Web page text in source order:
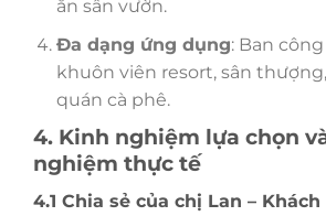
ăn sân vườn.
Đa dạng ứng dụng: Ban
khuôn viên resort, sân
quán cà phê.
4. Kinh nghiệm lựa chọn
nghiệm thực tế
4.1 Chia sẻ của chị Lan –